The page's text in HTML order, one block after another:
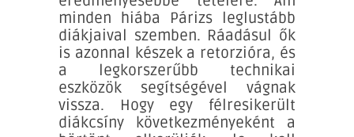
minden hiába Párizs leglustább
diákjaival szemben. Ráadásul ők
is azonnal készek a retorzióra, és
a legkorszerűbb technikai
eszközök segítségével vágnak
vissza. Hogy egy félresikerült
diákcsíny következményeként a